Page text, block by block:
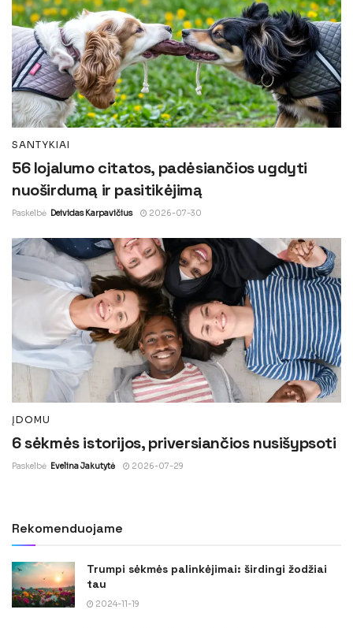
SANTYKIAI
56 lojalumo citatos, padėsiančios ugdyti
nuoširdumą ir pasitikėjimą
Paskelbė Deividas Karpavičius 2026-07-30
ĮDOMU
6 sėkmės istorijos, priversiančios nusišypsoti
Paskelbė Evelina Jakutytė 2026-07-29
Rekomenduojame
Trumpi sėkmės palinkėjimai: širdingi žodžiai
tau
2024-11-19